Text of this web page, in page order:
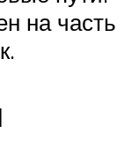
на часть